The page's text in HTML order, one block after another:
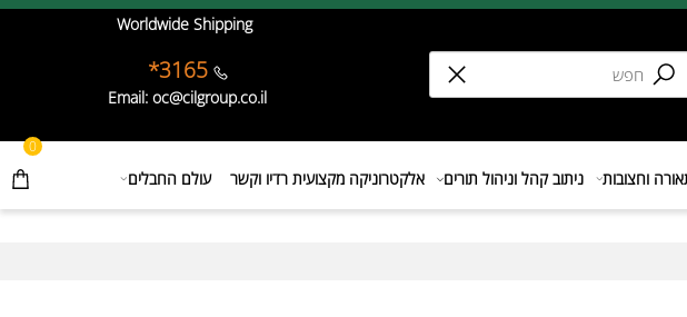
Worldwide Shipping
3165*
Email: oc@cilgroup.co.il
0
וחצובות ניתוב קהל וניהול תורים אלקטרוניקה מקצועית רדיו וקשר עולם החבלים